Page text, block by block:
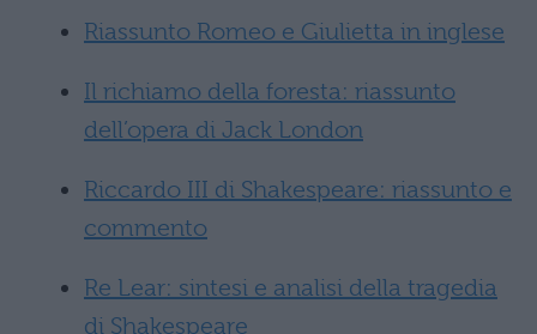
Riassunto Romeo e Giulietta in inglese
Il richiamo della foresta: riassunto
dell’opera di Jack London
Riccardo III di Shakespeare: riassunto e
commento
Re Lear: sintesi e analisi della tragedia
di Shakespeare